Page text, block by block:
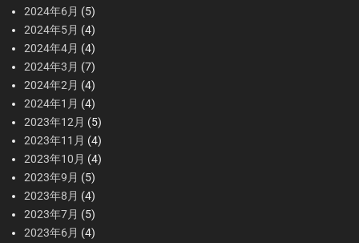
2024年6月 (5)
2024年5月 (4)
2024年4月 (4)
2024年3月 (7)
2024年2月 (4)
2024年1月 (4)
2023年12月 (5)
2023年11月 (4)
2023年10月 (4)
2023年9月 (5)
2023年8月 (4)
2023年7月 (5)
2023年6月 (4)